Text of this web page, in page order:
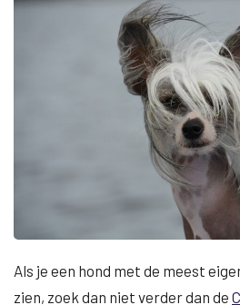
Als je een hond met de meest
zien, zoek dan niet verder dan de